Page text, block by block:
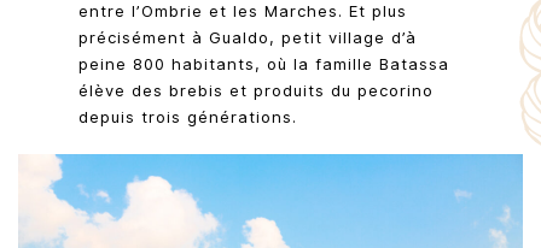
entre l’Ombrie et les Marches. Et plus
précisément à Gualdo, petit village d’à
peine 800 habitants, où la famille Batassa
élève des brebis et produits du pecorino
depuis trois générations.